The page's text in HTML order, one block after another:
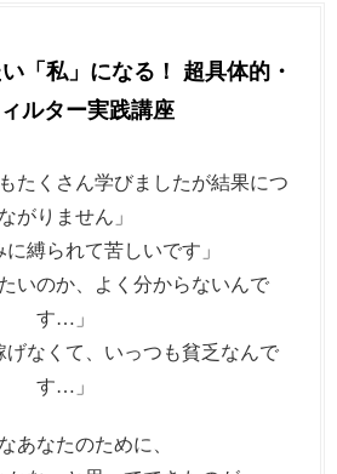
「私」になる！ 超具体的・
ルター実践講座
たくさん学びましたが結果につ
ながりません」
に縛られて苦しいです」
いのか、よく分からないんで
す…」
げなくて、いっつも貧乏なんで
す…」
あなたのために、